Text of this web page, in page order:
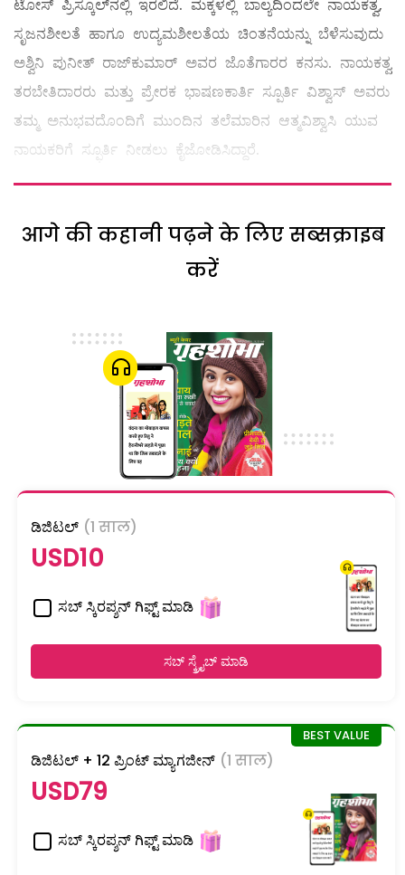
ಟೋಸ್ ಪ್ರಿಸ್ಕೂಲ್‌ನಲ್ಲಿ ಇರಲಿದೆ. ಮಕ್ಕಳಲ್ಲಿ ಬಾಲ್ಯದಿಂದಲೇ ನಾಯಕತ್ವ,
ಸೃಜನಶೀಲತೆ ಹಾಗೂ ಉದ್ಯಮಶೀಲತೆಯ ಚಿಂತನೆಯನ್ನು ಬೆಳೆಸುವುದು
ಅಶ್ವಿನಿ ಪುನೀತ್ ರಾಜ್‌ಕುಮಾರ್ ಅವರ ಜೊತೆಗಾರರ ಕನಸು. ನಾಯಕತ್ವ
ತರಬೇತಿದಾರರು ಮತ್ತು ಪ್ರೇರಕ ಭಾಷಣಕಾರ್ತಿ ಸ್ಪೂರ್ತಿ ವಿಶ್ವಾಸ್ ಅವರು
ತಮ್ಮ ಅನುಭವದೊಂದಿಗೆ ಮುಂದಿನ ತಲೆಮಾರಿನ ಆತ್ಮವಿಶ್ವಾಸಿ ಯುವ
ನಾಯಕರಿಗೆ ಸ್ಫೂರ್ತಿ ನೀಡಲು ಕೈಜೋಡಿಸಿದ್ದಾರೆ.
आगे की कहानी पढ़ने के लिए सब्सक्राइब
करें
ಡಿಜಿಟಲ್ (1 साल)
USD10
ಸಬ್ ಸ್ಕಿರಪ್ಶನ್ ಗಿಫ್ಟ್ ಮಾಡಿ
ಸಬ್ ಸ್ಕ್ರೈಬ್ ಮಾಡಿ
ಡಿಜಿಟಲ್ + 12 ಪ್ರಿಂಟ್ ಮ್ಯಾಗಜೀನ್ (1 साल)
USD79
ಸಬ್ ಸ್ಕಿರಪ್ಶನ್ ಗಿಫ್ಟ್ ಮಾಡಿ